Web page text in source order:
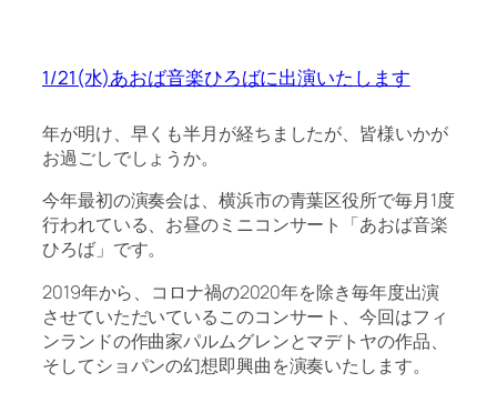
1/21(水)あおば音楽ひろばに出演いたします
年が明け、早くも半月が経ちましたが、皆様いかが
お過ごしでしょうか。
今年最初の演奏会は、横浜市の青葉区役所で毎月1度
行われている、お昼のミニコンサート「あおば音楽
ひろば」です。
2019年から、コロナ禍の2020年を除き毎年度出演
させていただいているこのコンサート、今回はフィ
ンランドの作曲家パルムグレンとマデトヤの作品、
そしてショパンの幻想即興曲を演奏いたします。